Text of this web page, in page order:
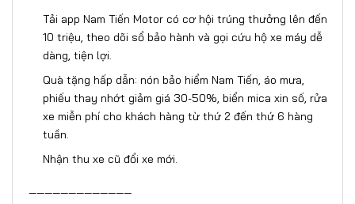
Tải app Nam Tiến Motor có cơ hội trúng thưởng lên đến
10 triệu, theo dõi sổ bảo hành và gọi cứu hộ xe máy dễ
dàng, tiện lợi.
Quà tặng hấp dẫn: nón bảo hiểm Nam Tiến, áo mưa,
phiếu thay nhớt giảm giá 30-50%, biển mica xin số, rửa
xe miễn phí cho khách hàng từ thứ 2 đến thứ 6 hàng
tuần.
Nhận thu xe cũ đổi xe mới.
—————————————